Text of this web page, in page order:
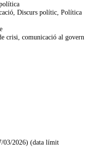
Discurs polític, Política
crisi, comunicació al govern
03/2026) (data límit